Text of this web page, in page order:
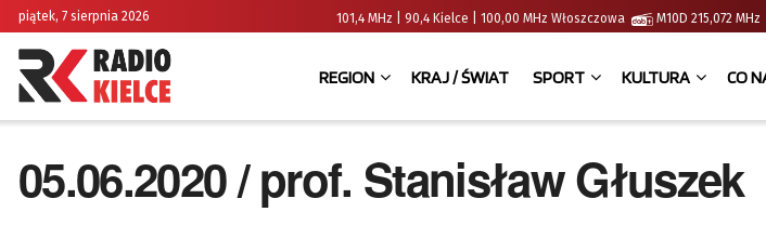
piątek, 7 sierpnia 2026 101,4 MHz | 90,4 Kielce | 100,00 MHz Włoszczowa M10D
REGION KRAJ / ŚWIAT SPORT KULTURA CO
05.06.2020 / prof. Stanisław Głuszek